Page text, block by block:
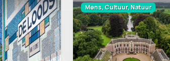
Mens, Cultuur, Natuur